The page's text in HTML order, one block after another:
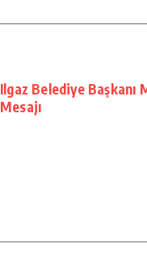
Ilgaz Belediye Başkanı
Mesajı